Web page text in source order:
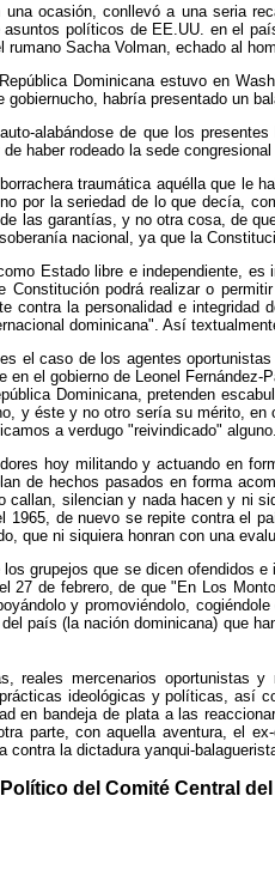
ocasión, conllevó a una seria
políticos de EE.UU. en el
Sacha Volman, echado al
Dominicana estuvo en
habría presentado un
alabándose de que los
haber rodeado la sede
traumática aquélla que
por la seriedad de lo que decía,
las garantías, y no otra cosa, de
nacional, ya que la
Estado libre e independiente,
Constitución podrá realizar o
contra la personalidad e
dominicana". Así
el caso de los agentes
el gobierno de Leonel
Dominicana, pretenden
y éste y no otro sería su mérito,
a verdugo "reivindicado" alguno.
hoy militando y actuando en
de hechos pasados en forma
silencian y nada hacen y ni
1965, de nuevo se repite contra el
que ni siquiera honran con una
grupejos que se dicen ofendidos
27 de febrero, de que "En Los
y promoviéndolo,
país (la nación dominicana) que
reales mercenarios oportunistas
ideológicas y políticas, así
en bandeja de plata a las
parte, con aquella aventura, el
contra la dictadura yanqui-
del Comité Central